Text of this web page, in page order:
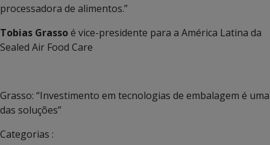
processadora de alimentos.”
Tobias Grassoé vice-presidente para a América Latina da
Sealed Air Food Care
Grasso: “Investimento em tecnologias de embalagem é uma
das soluções”
Categorias :